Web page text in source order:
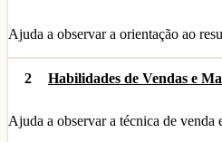
Ajuda a observar a orientação ao
2 Habilidades de Vendas e
Ajuda a observar a técnica de venda